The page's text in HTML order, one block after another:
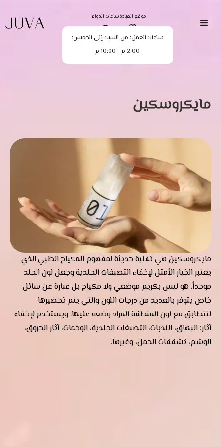
ساعات الدوام
ساعات العمل: من السبت إلى الخميس:
2:00 م - 10:00 م
موقع العيادة
مايكروسكين
مايكروسكين هي تقنية حديثة لمفهوم المكياج الطبي الذي
يعتبر الخيار الأمثل لإخفاء التصبغات الجلدية وجعل لون الجلد
موحداً. هو ليس بكريم موضعي ولا مكياج بل عبارة عن سائل
خاص يتوفر بالعديد من درجات اللون والتي يتم تحضيرها
لتتطابق مع لون المنطقة المراد وضعه عليها. ويستخدم لإخفاء
آثار: البهاق، الندبات، التصبغات الجلدية، الوحمات، آثار الحروق،
الوشم، تشققات الحمل، وغيرها.